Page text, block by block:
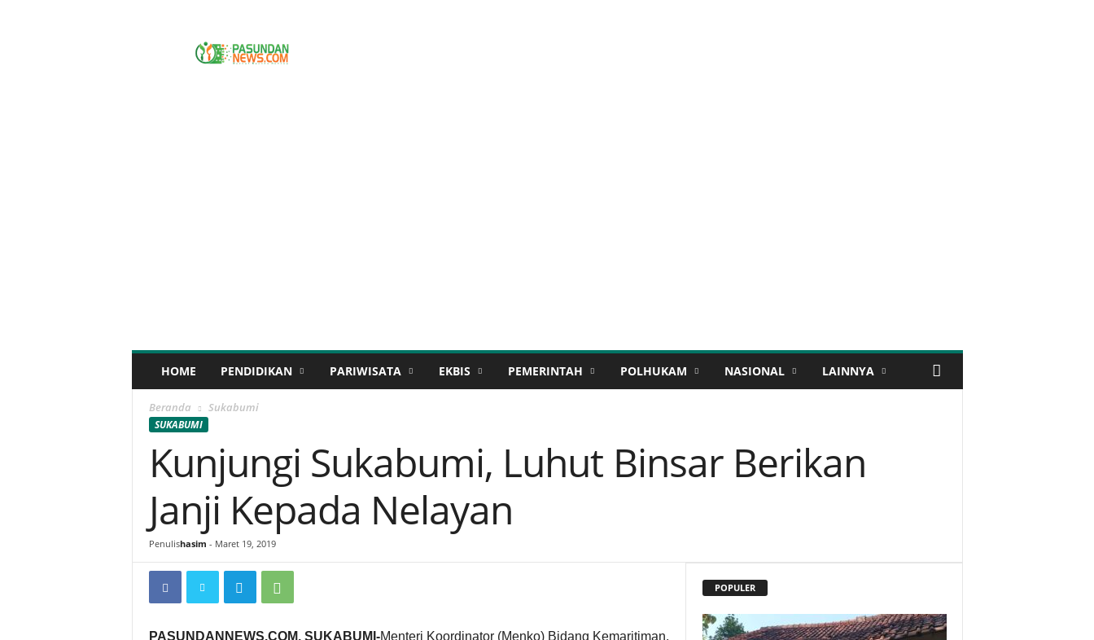
HOME PENDIDIKAN PARIWISATA EKBIS PEMERINTAH POLHUKAM NASIONAL LAINNYA
Beranda Sukabumi
SUKABUMI
Kunjungi Sukabumi, Luhut Binsar Berikan
Janji Kepada Nelayan
Penulishasim - Maret 19, 2019
PASUNDANNEWS.COM, SUKABUMI-Menteri Koordinator (Menko) Bidang Kemaritiman,
POPULER